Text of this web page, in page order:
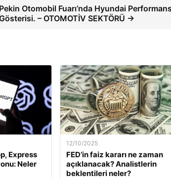
Pekin Otomobil Fuarı’nda Hyundai
– OTOMOTİV SEKTÖRÜ →
Express
Neler
12/10/2025
FED’in faiz kararı ne zaman
açıklanacak? Analistlerin
beklentileri neler?